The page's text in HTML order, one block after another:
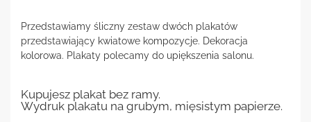
Przedstawiamy śliczny zestaw dwóch plakatów
przedstawiający kwiatowe kompozycje. Dekoracja
kolorowa. Plakaty polecamy do upiększenia salonu.
Kupujesz plakat bez ramy.
Wydruk plakatu na grubym, mięsistym papierze.